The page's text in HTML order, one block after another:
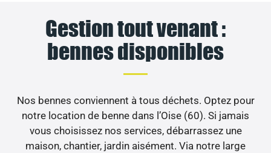
Gestion tout venant :
bennes disponibles
Nos bennes conviennent à tous déchets. Optez pour
notre location de benne dans l’Oise (60). Si jamais
vous choisissez nos services, débarrassez une
maison, chantier, jardin aisément. Via notre large